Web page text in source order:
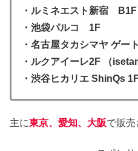
・ルミネエスト新宿 B1F
・池袋パルコ 1F
・名古屋タカシマヤ ゲー
・ルクアイーレ2F （
・渋谷ヒカリエ ShinQs
主に東京、愛知、大阪で販